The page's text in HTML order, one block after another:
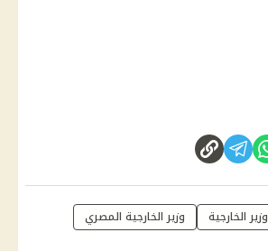
وزير الخارجية
وزير الخارجية المصري